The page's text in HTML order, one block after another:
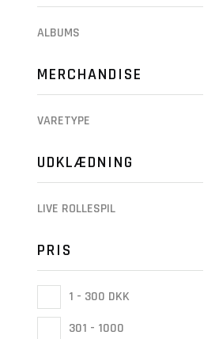
ALBUMS
MERCHANDISE
VARETYPE
UDKLÆDNING
LIVE ROLLESPIL
PRIS
1 - 300 DKK
301 - 1000